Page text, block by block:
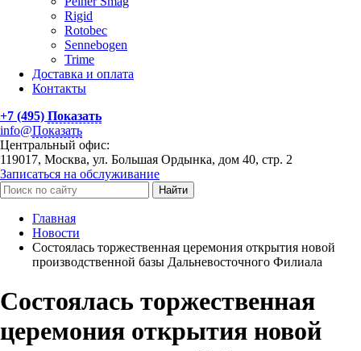
Rigid
Rotobec
Sennebogen
Trime
Доставка и оплата
Контакты
+7 (495) Показать
info@Показать
Центральный офис:
119017, Москва, ул. Большая Ордынка, дом 40, стр. 2
Записаться на обслуживание
Найти
Главная
Новости
Cостоялась торжественная церемония открытия новой
производственной базы Дальневосточного Филиала
Cостоялась торжественная
церемония открытия новой